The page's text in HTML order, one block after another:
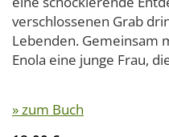
verschlossenen Grab
Lebenden. Gemeinsam
Enola eine junge Frau,
» zum Buch